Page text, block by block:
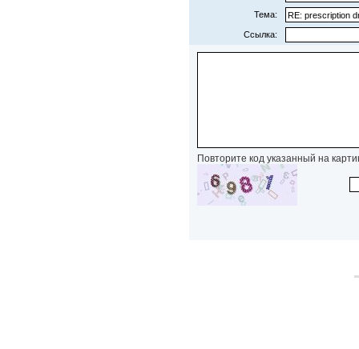
Тема:
Ссылка:
Повторите код указанный на